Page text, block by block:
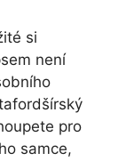
si
není
pro
samce,